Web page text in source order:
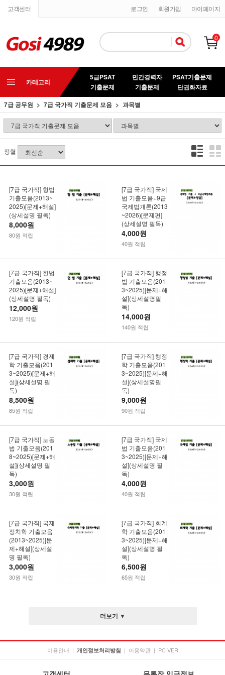
고객센터 마이페이지
회원가입
로그인
0
카테고리
5급PSAT
기출문제
민간경력자
기출문제
PSAT기출문제
단권화자료
7급 공무원
7급 국가직 기출문제 모음 과목별
정렬
[7급 국가직] 형법
기출모음(2013~
2025)[문제+해설]
(상세설명 필독)
8,000원
80원 적립
[7급 국가직] 국제
법 기출모음+9급
국제법개론(2013
~2026)[문제편]
(상세설명 필독)
4,000원
40원 적립
[7급 국가직] 헌법
기출모음(2013~
2025)[문제+해설]
(상세설명 필독)
12,000원
120원 적립
[7급 국가직] 행정
법 기출모음(201
3~2025)[문제+해
설](상세설명필
독)
14,000원
140원 적립
[7급 국가직] 경제
학 기출모음(201
3~2025)[문제+해
설](상세설명 필
독)
8,500원
85원 적립
[7급 국가직] 행정
학 기출모음(201
3~2025)[문제+해
설](상세설명필
독)
9,000원
90원 적립
[7급 국가직] 노동
법 기출모음(201
8~2025)[문제+해
설](상세설명 필
독)
3,000원
30원 적립
[7급 국가직] 국제
법 기출모음(201
3~2025)[문제+해
설](상세설명 필
독)
4,000원
40원 적립
[7급 국가직] 국제
정치학 기출모음
(2013~2025)[문
제+해설](상세설
명 필독)
3,000원
30원 적립
[7급 국가직] 회계
학 기출모음(201
3~2025)[문제+해
설](상세설명 필
독)
6,500원
65원 적립
더보기 ▼
이용안내 | 개인정보처리방침 | 이용약관 | PC VER